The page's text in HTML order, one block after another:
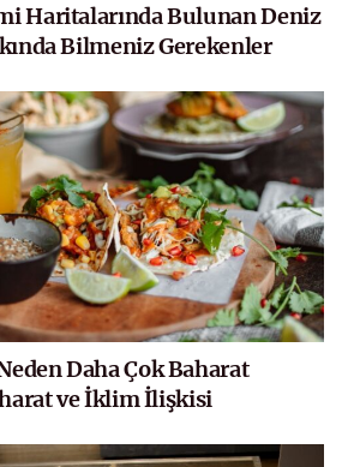
Haritalarında Bulunan Deniz
Bilmeniz Gerekenler
Daha Çok Baharat
ve İklim İlişkisi